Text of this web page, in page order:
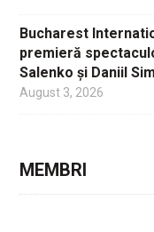
Bucharest
premieră
Salenko și Daniil
August 3, 2026
MEMBRI